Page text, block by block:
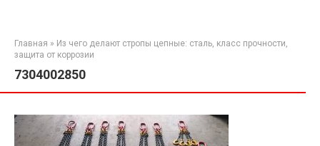
Главная » Из чего делают стропы цепные: сталь, класс прочности,
защита от коррозии
7304002850